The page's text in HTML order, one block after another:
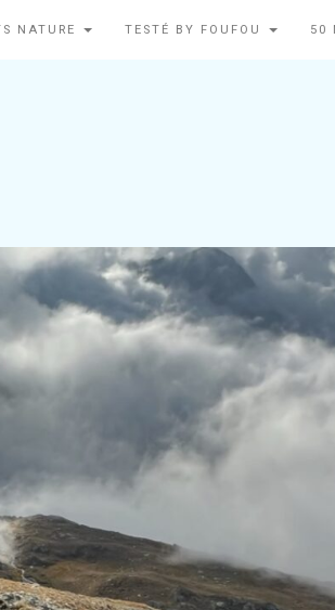
NATURE TESTÉ BY FOUFOU 50